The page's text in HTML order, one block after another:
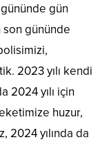
gününde gün
son gününde
2023 yılı kendi
2024 yılı için
huzur,
2024 yılında da